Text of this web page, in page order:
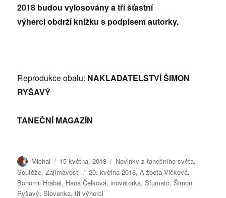
2018 budou vylosovány a tři šťastní
výherci obdrží knížku s podpisem autorky.
Reprodukce obalu: NAKLADATELSTVÍ ŠIMON
RYŠAVÝ
TANEČNÍ MAGAZÍN
Autor:
Michal Publikováno:
15 května, 2018 Rubriky:
Novinky z tanečního světa,
Soutěže,Zajímavosti Štítky:
20. května 2018,Alžbeta Vlčková,
Bohumil Hrabal, Hana Čelková,inovátorka,Sfumato,Šimon
Ryšavý,Slovenka,tři výherci